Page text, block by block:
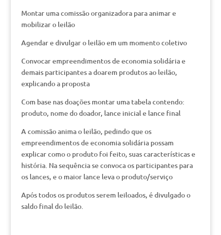
Montar uma comissão organizadora para animar e
mobilizar o leilão
Agendar e divulgar o leilão em um momento coletivo
Convocar empreendimentos de economia solidária e
demais participantes a doarem produtos ao leilão,
explicando a proposta
Com base nas doações montar uma tabela contendo:
produto, nome do doador, lance inicial e lance final
A comissão anima o leilão, pedindo que os
empreendimentos de economia solidária possam
explicar como o produto foi feito, suas características e
história. Na sequência se convoca os participantes para
os lances, e o maior lance leva o produto/serviço
Após todos os produtos serem leiloados, é divulgado o
saldo final do leilão.